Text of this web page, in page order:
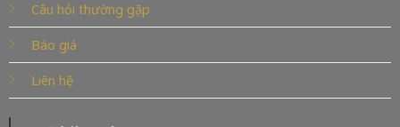
Câu hỏi thường gặp
Báo giá
Liên hệ